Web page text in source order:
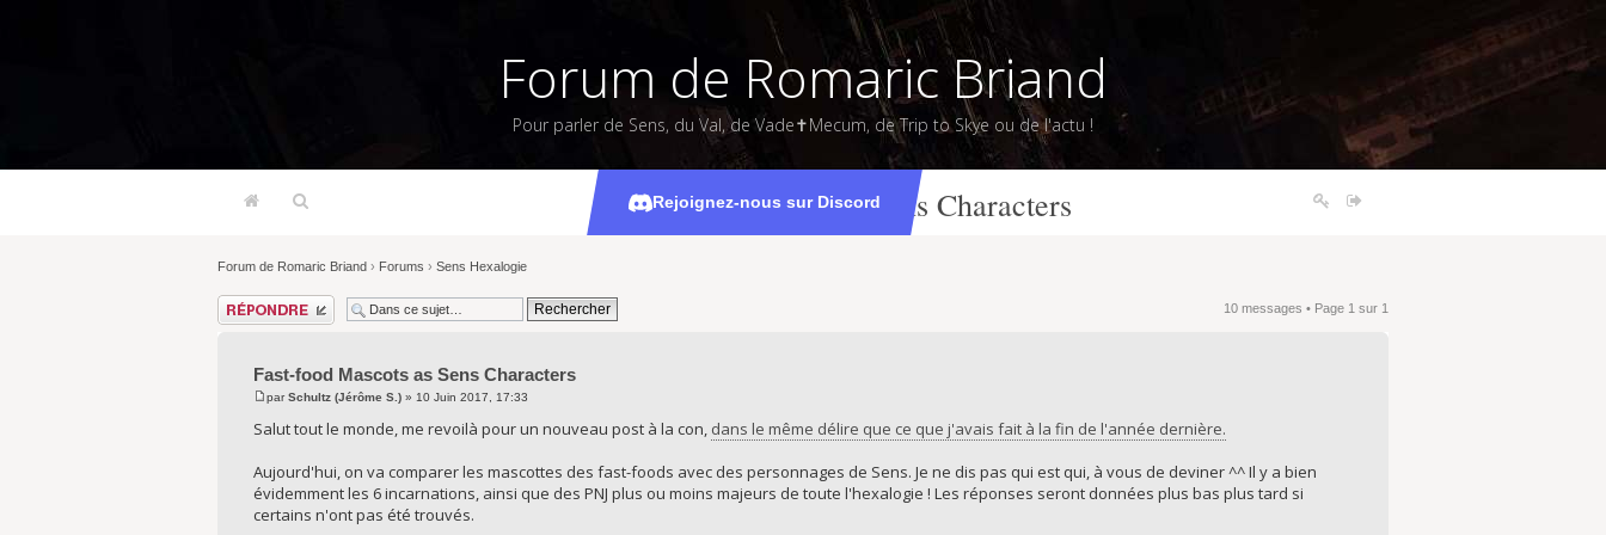
Forum de Romaric Briand
Pour parler de Sens, du Val, de Vade✝Mecum, de Trip to Skye ou de l'actu !
Rejoignez-nous sur Discord
Fast-food Mascots as Sens Characters
Forum de Romaric Briand › Forums › Sens Hexalogie
Répondre 10 messages • Page 1 sur 1
Fast-food Mascots as Sens Characters
parSchultz (Jérôme S.) » 10 Juin 2017, 17:33
Salut tout le monde, me revoilà pour un nouveau post à la con, dans le même délire que ce que j'avais fait à la fin de l'année dernière.
Aujourd'hui, on va comparer les mascottes des fast-foods avec des personnages de Sens. Je ne dis pas qui est qui, à vous de deviner ^^ Il y a bien
évidemment les 6 incarnations, ainsi que des PNJ plus ou moins majeurs de toute l'hexalogie ! Les réponses seront données plus bas plus tard si
certains n'ont pas été trouvés.